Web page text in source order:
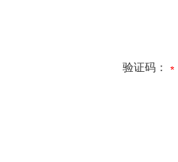
验证码：